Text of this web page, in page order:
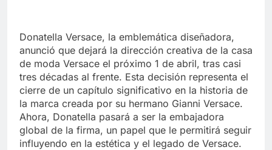
Donatella Versace, la emblemática diseñadora,
anunció que dejará la dirección creativa de la casa
de moda Versace el próximo 1 de abril, tras casi
tres décadas al frente. Esta decisión representa el
cierre de un capítulo significativo en la historia de
la marca creada por su hermano Gianni Versace.
Ahora, Donatella pasará a ser la embajadora
global de la firma, un papel que le permitirá seguir
influyendo en la estética y el legado de Versace.